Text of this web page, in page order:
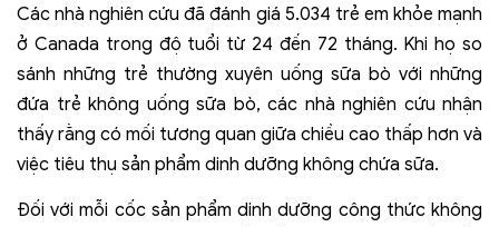
Các nhà nghiên cứu đã đánh giá 5.034 trẻ em khỏe mạnh
ở Canada trong độ tuổi từ 24 đến 72 tháng. Khi họ so
sánh những trẻ thường xuyên uống sữa bò với những
đứa trẻ không uống sữa bò, các nhà nghiên cứu nhận
thấy rằng có mối tương quan giữa chiều cao thấp hơn và
việc tiêu thụ sản phẩm dinh dưỡng không chứa sữa.
Đối với mỗi cốc sản phẩm dinh dưỡng công thức không